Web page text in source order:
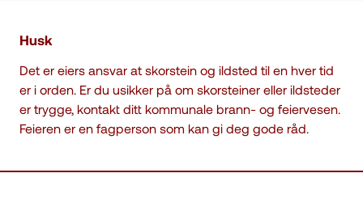
Husk
Det er eiers ansvar at skorstein og ildsted til en hver tid
er i orden. Er du usikker på om skorsteiner eller ildsteder
er trygge, kontakt ditt kommunale brann- og feiervesen.
Feieren er en fagperson som kan gi deg gode råd.